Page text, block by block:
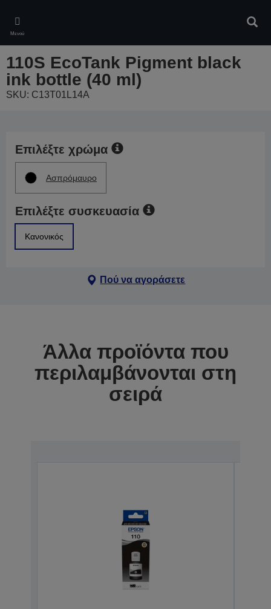
main
content
Μενού
110S EcoTank Pigment black
ink bottle (40 ml)
SKU: C13T01L14A
Επιλέξτε χρώμα
Ασπρόμαυρο
Επιλέξτε συσκευασία
Κανονικός
Πού να αγοράσετε
Άλλα προϊόντα που
περιλαμβάνονται στη
σειρά